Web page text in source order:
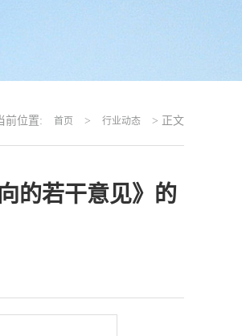
前位置: 首页 > 行业动态 > 正文
的若干意见》的